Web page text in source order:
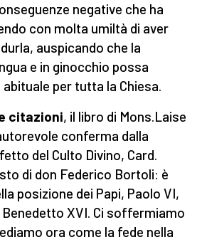
negative che ha
con molta umiltà di aver
auspicando che la
e in ginocchio possa
per tutta la Chiesa.
citazioni, il libro di Mons.Laise
conferma dalla
del Culto Divino, Card.
di don Federico Bortoli: è
posizione dei Papi, Paolo VI,
Benedetto XVI. Ci soffermiamo
ora come la fede nella